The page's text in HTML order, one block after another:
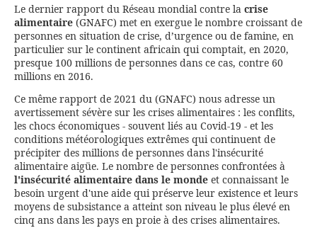
Le dernier rapport du Réseau mondial contre la crise
alimentaire (GNAFC) met en exergue le nombre croissant de
personnes en situation de crise, d’urgence ou de famine, en
particulier sur le continent africain qui comptait, en 2020,
presque 100 millions de personnes dans ce cas, contre 60
millions en 2016.
Ce même rapport de 2021 du (GNAFC) nous adresse un
avertissement sévère sur les crises alimentaires : les conflits,
les chocs économiques - souvent liés au Covid-19 - et les
conditions météorologiques extrêmes qui continuent de
précipiter des millions de personnes dans l'insécurité
alimentaire aigüe. Le nombre de personnes confrontées à
l'insécurité alimentaire dans le monde et connaissant le
besoin urgent d'une aide qui préserve leur existence et leurs
moyens de subsistance a atteint son niveau le plus élevé en
cinq ans dans les pays en proie à des crises alimentaires.